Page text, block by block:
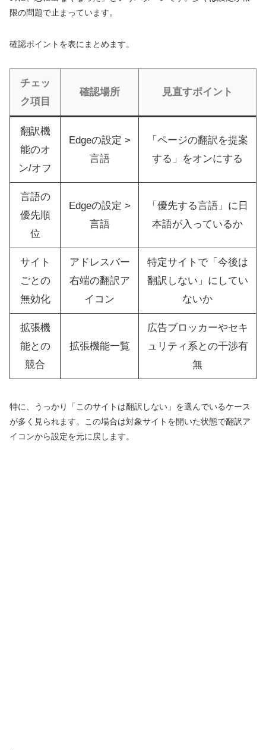
限の問題で止まっています。
確認ポイントを表にまとめます。
チェッ
ク項目
確認場所 見直すポイント
翻訳機
能のオ
ン/オフ
Edgeの設定 >
言語
「ページの翻訳を提案
する」をオンにする
言語の
優先順
位
Edgeの設定 >
言語
「優先する言語」に日
本語が入っているか
サイト
ごとの
無効化
アドレスバー
右端の翻訳ア
イコン
特定サイトで「今後は
翻訳しない」にしてい
ないか
拡張機
能との
競合
拡張機能一覧
広告ブロッカーやセキ
ュリティ系との干渉有
無
特に、うっかり「このサイトは翻訳しない」を選んでいるケース
が多く見られます。この場合は対象サイトを開いた状態で翻訳ア
イコンから設定を元に戻します。